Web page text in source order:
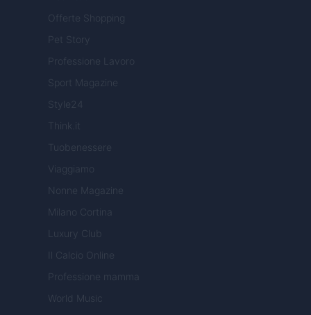
Offerte Shopping
Pet Story
Professione Lavoro
Sport Magazine
Style24
Think.it
Tuobenessere
Viaggiamo
Nonne Magazine
Milano Cortina
Luxury Club
Il Calcio Online
Professione mamma
World Music